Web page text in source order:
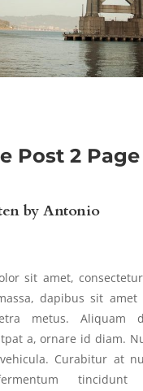
Post 2 Page
by Antonio
sit amet,
dapibus sit amet
metus. Aliquam
a, ornare id diam.
Curabitur at